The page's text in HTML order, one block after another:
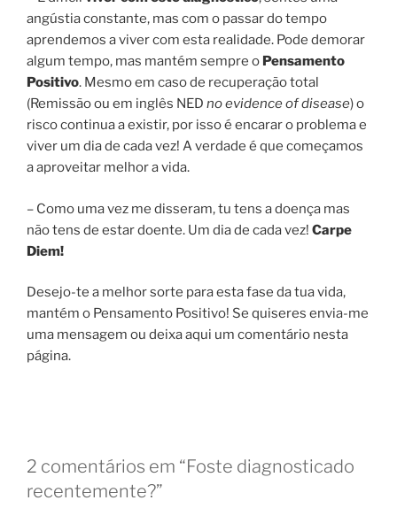
angústia constante, mas com o passar do tempo
aprendemos a viver com esta realidade. Pode demorar
algum tempo, mas mantém sempre o Pensamento
Positivo. Mesmo em caso de recuperação total
(Remissão ou em inglês NED no evidence of disease) o
risco continua a existir, por isso é encarar o problema e
viver um dia de cada vez! A verdade é que começamos
a aproveitar melhor a vida.
– Como uma vez me disseram, tu tens a doença mas
não tens de estar doente. Um dia de cada vez! Carpe
Diem!
Desejo-te a melhor sorte para esta fase da tua vida,
mantém o Pensamento Positivo! Se quiseres envia-me
uma mensagem ou deixa aqui um comentário nesta
página.
2 comentários em “Foste diagnosticado
recentemente?”